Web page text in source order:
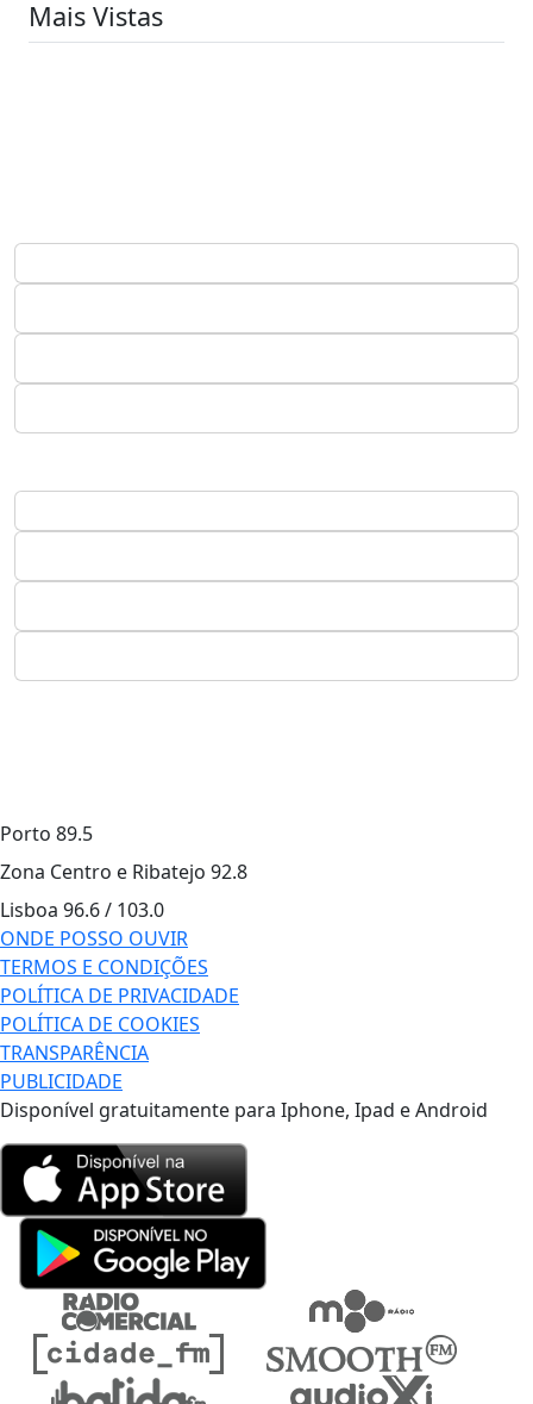
Mais Vistas
Porto 89.5
Zona Centro e Ribatejo 92.8
Lisboa 96.6 / 103.0
ONDE POSSO OUVIR
TERMOS E CONDIÇÕES
POLÍTICA DE PRIVACIDADE
POLÍTICA DE COOKIES
TRANSPARÊNCIA
PUBLICIDADE
Disponível gratuitamente para Iphone, Ipad e Android